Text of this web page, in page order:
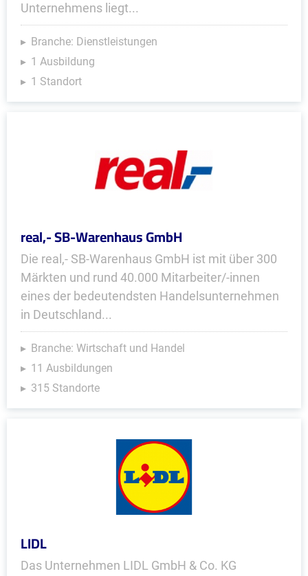
Unternehmens liegt...
Branche: Dienstleistungen
1 Ausbildung
1 Standort
real,- SB-Warenhaus GmbH
Die real,- SB-Warenhaus GmbH ist mit über 300
Märkten und rund 40.000 Mitarbeiter/-innen
eines der bedeutendsten Handelsunternehmen
in Deutschland...
Branche: Wirtschaft und Handel
11 Ausbildungen
315 Standorte
LIDL
Das Unternehmen LIDL GmbH & Co. KG